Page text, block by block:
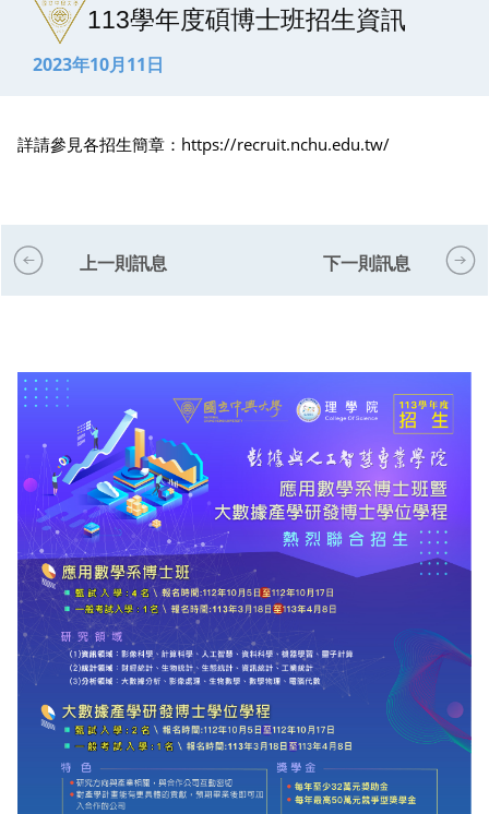
113學年度碩博士班招生資訊
2023年10月11日
詳請參見各招生簡章： https://recruit.nchu.edu.tw/
上一則訊息 下一則訊息